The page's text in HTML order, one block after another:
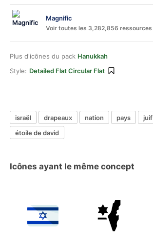
Magnific
Voir toutes les 3,282,856 ressources
Plus d'icônes du pack Hanukkah
Style: Detailed Flat Circular Flat
israël drapeaux nation pays
juif
étoile de david
Icônes ayant le même concept